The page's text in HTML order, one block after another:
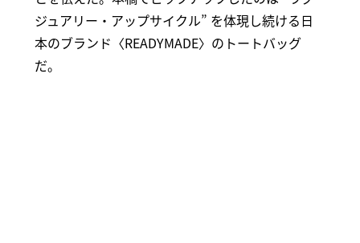
ジュアリー・アップサイクル” を体現し続ける日
本のブランド〈READYMADE〉のトートバッグ
だ。